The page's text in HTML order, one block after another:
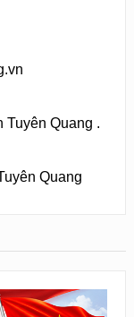
Tuyên Quang .
Quang